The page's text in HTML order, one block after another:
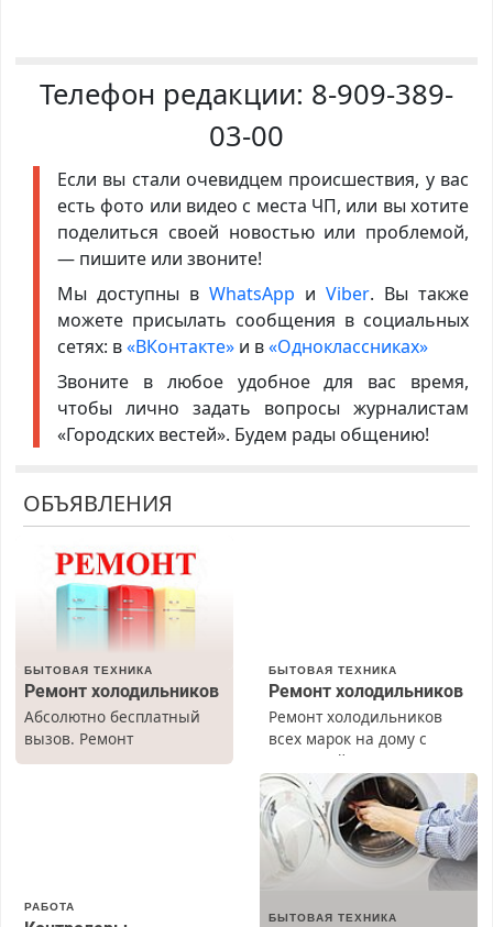
Телефон редакции: 8-909-389-
03-00
Если вы стали очевидцем происшествия, у вас
есть фото или видео с места ЧП, или вы хотите
поделиться своей новостью или проблемой,
— пишите или звоните!
Мы доступны в WhatsApp иViber. Вы также
можете присылать сообщения в социальных
сетях: в«ВКонтакте»и в«Одноклассниках»
Звоните в любое удобное для вас время,
чтобы лично задать вопросы журналистам
«Городских вестей». Будем рады общению!
ОБЪЯВЛЕНИЯ
БЫТОВАЯ ТЕХНИКА
Ремонт холодильников
Абсолютно бесплатный
вызов. Ремонт
холодильников всех
БЫТОВАЯ ТЕХНИКА
Ремонт холодильников
Ремонт холодильников
всех марок на дому с
гарантией. Замена
резины. Качественно.
Недорого. Без выходных.
Все районы. Скидка.
Вызов бесплатный.
РАБОТА
БЫТОВАЯ ТЕХНИКА